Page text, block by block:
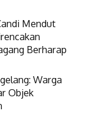
Mendut
Berharap
Warga
Objek